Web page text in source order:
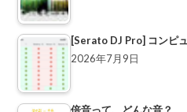
[Serato DJ Pro] コンピ
2026年7月9日